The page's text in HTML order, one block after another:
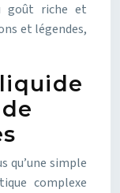
goût riche et
et légendes,
qu’une simple
complexe